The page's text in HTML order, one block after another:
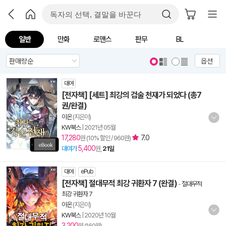
일반 만화 로맨스 판무 BL
옵션
대여
[전자책] [세트] 최강의 검술 천재가 되었다 (총7
권/완결)
이온(지은이)
KW북스| 2021년 05월
17,280원 (10% 할인 / 960원) 7.0
대여가 5,400원, 21일
대여 ePub
[전자책] 절대무적 최강 귀환자 7 (완결) -절대무적
최강 귀환자 7
이온(지은이)
KW북스| 2020년 10월